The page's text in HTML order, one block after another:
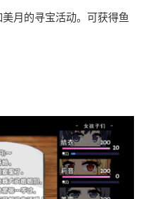
月的寻宝活动。可获得鱼